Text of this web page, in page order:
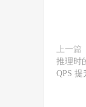
上一篇
推理时
QPS 提